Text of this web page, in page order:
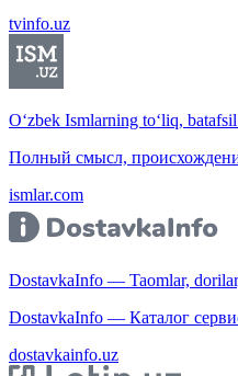
tvinfo.uz
O‘zbek Ismlarning to‘liq,
Полный смысл,
ismlar.com
DostavkaInfo — Taomlar,
DostavkaInfo — Каталог
dostavkainfo.uz